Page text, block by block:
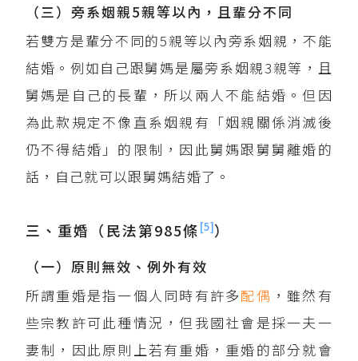
（三）旁系姻親5親等以內，且輩分不同
若雙方是輩分不同的5親等以內旁系姻親，不能
結婚。例如自己跟舅媽是屬旁系姻親3親等，且
舅媽是自己的長輩，所以兩人不能結婚。但因
為此款規定不像直系姻親有「姻親關係消滅後
仍不得結婚」的限制，因此舅媽跟舅舅離婚的
話，自己就可以跟舅媽結婚了。
三、重婚（民法第985條 [5]）
（一）原則無效、例外有效
所謂重婚是指一個人同時有許多配偶 ，雖然有
些宗教許可此種情況，但我國社會是採一夫一
妻制，因此原則上若有重婚，重婚的部分就會